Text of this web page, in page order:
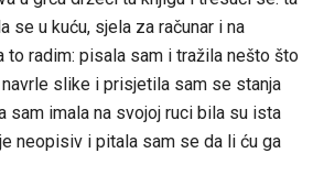
se u kuću, sjela za računar i na
to radim: pisala sam i tražila nešto što
slike i prisjetila sam se stanja
sam imala na svojoj ruci bila su ista
neopisiv i pitala sam se da li ću ga